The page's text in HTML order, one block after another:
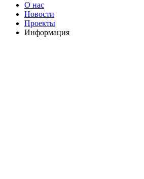
О нас
Новости
Проекты
Информация